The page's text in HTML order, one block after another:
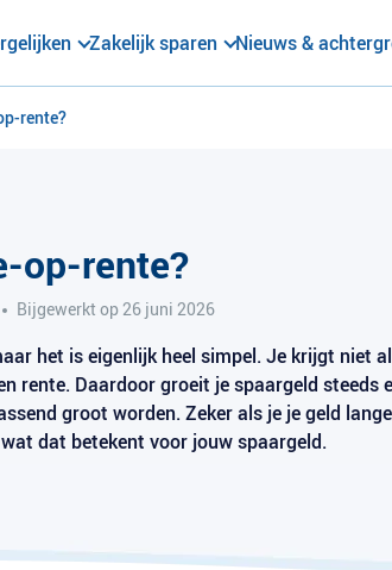
Zakelijk sparen Nieuws &
rente?
op-rente?
Bijgewerkt op26 juni 2026
het is eigenlijk heel simpel. Je krijgt niet
rente. Daardoor groeit je spaargeld steeds
groot worden. Zeker als je je geld
dat betekent voor jouw spaargeld.